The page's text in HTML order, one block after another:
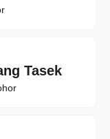
Tasek